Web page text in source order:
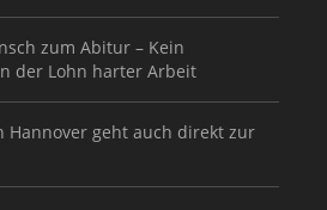
zum Abitur – Kein
der Lohn harter Arbeit
Hannover geht auch direkt zur